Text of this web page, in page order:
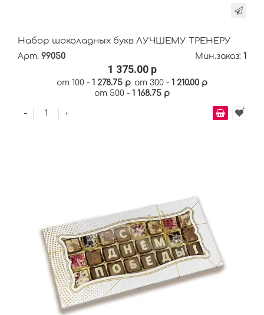
Набор шоколадных букв ЛУЧШЕМУ ТРЕНЕРУ
Арт. 99050 Мин.заказ: 1
1 375.00 р
от 100 - 1 278.75 р от 300 - 1 210.00 р
от 500 - 1 168.75 р
+
-